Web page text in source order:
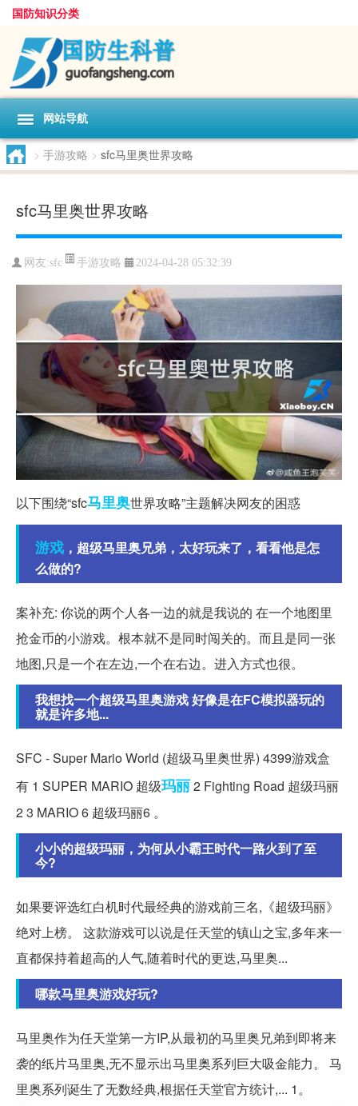
国防知识分类
网站导航
> 手游攻略 > sfc马里奥世界攻略
sfc马里奥世界攻略
网友:sfc 手游攻略 2024-04-28 05:32:39
以下围绕“sfc马里奥世界攻略”主题解决网友的困惑
游戏 ，超级马里奥兄弟，太好玩来了，看看他是怎
么做的?
案补充: 你说的两个人各一边的就是我说的 在一个地图里
抢金币的小游戏。根本就不是同时闯关的。而且是同一张
地图,只是一个在左边,一个在右边。进入方式也很。
我想找一个超级马里奥游戏 好像是在FC模拟器玩的
就是许多地...
SFC - Super Mario World (超级马里奥世界) 4399游戏盒
有 1 SUPER MARIO 超级玛丽2 Fighting Road 超级玛丽
2 3 MARIO 6 超级玛丽6 。
小小的超级玛丽，为何从小霸王时代一路火到了至
今?
如果要评选红白机时代最经典的游戏前三名,《超级玛丽》
绝对上榜。 这款游戏可以说是任天堂的镇山之宝,多年来一
直都保持着超高的人气,随着时代的更迭,马里奥...
哪款马里奥游戏好玩?
马里奥作为任天堂第一方IP,从最初的马里奥兄弟到即将来
袭的纸片马里奥,无不显示出马里奥系列巨大吸金能力。 马
里奥系列诞生了无数经典,根据任天堂官方统计,... 1。